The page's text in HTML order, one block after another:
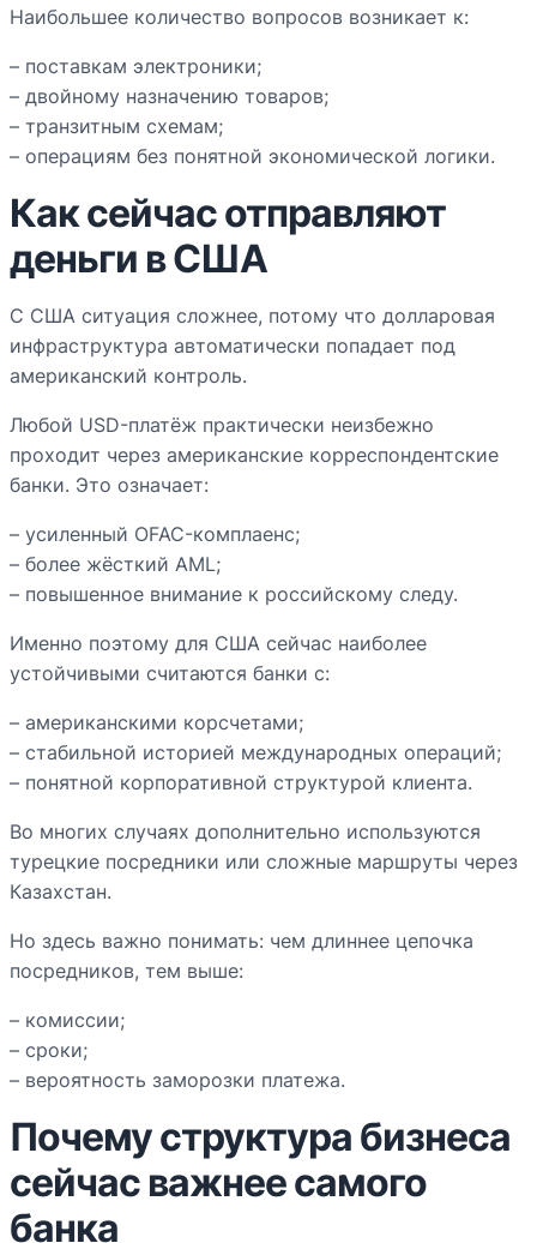
Наибольшее количество вопросов возникает к:
– поставкам электроники;
– двойному назначению товаров;
– транзитным схемам;
– операциям без понятной экономической логики.
Как сейчас отправляют
деньги в США
С США ситуация сложнее, потому что долларовая
инфраструктура автоматически попадает под
американский контроль.
Любой USD-платёж практически неизбежно
проходит через американские корреспондентские
банки. Это означает:
– усиленный OFAC-комплаенс;
– более жёсткий AML;
– повышенное внимание к российскому следу.
Именно поэтому для США сейчас наиболее
устойчивыми считаются банки с:
– американскими корсчетами;
– стабильной историей международных операций;
– понятной корпоративной структурой клиента.
Во многих случаях дополнительно используются
турецкие посредники или сложные маршруты через
Казахстан.
Но здесь важно понимать: чем длиннее цепочка
посредников, тем выше:
– комиссии;
– сроки;
– вероятность заморозки платежа.
Почему структура бизнеса
сейчас важнее самого
банка